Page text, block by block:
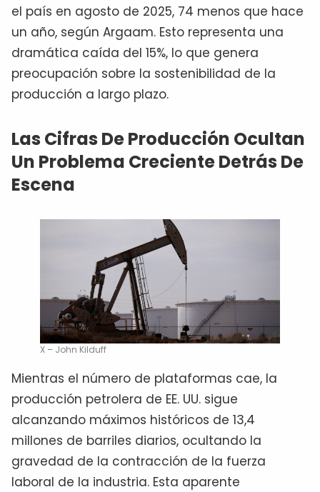
el país en agosto de 2025, 74 menos que hace
un año, según Argaam. Esto representa una
dramática caída del 15%, lo que genera
preocupación sobre la sostenibilidad de la
producción a largo plazo.
Las Cifras De Producción Ocultan
Un Problema Creciente Detrás De
Escena
X – John Kilduff
Mientras el número de plataformas cae, la
producción petrolera de EE. UU. sigue
alcanzando máximos históricos de 13,4
millones de barriles diarios, ocultando la
gravedad de la contracción de la fuerza
laboral de la industria. Esta aparente